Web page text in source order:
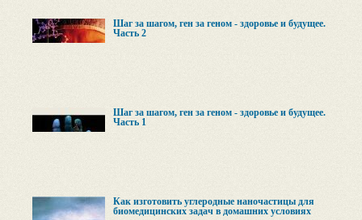
Шаг за шагом, ген за геном - здоровье и будущее.
Часть 2
Шаг за шагом, ген за геном - здоровье и будущее.
Часть 1
Как изготовить углеродные наночастицы для
биомедицинских задач в домашних условиях